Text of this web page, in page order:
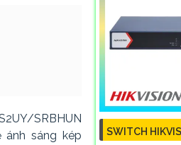
SRBHUN
sáng kép
SWITCH